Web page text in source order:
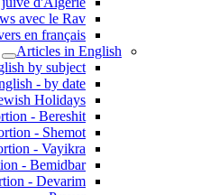
avec le Rav
en français
Articles in English
by subject
- by date
Holidays
- Bereshit
- Shemot
- Vayikra
- Bemidbar
- Devarim